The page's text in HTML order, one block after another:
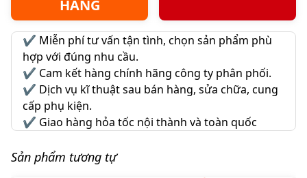
HÀNG
✔️ Miễn phí tư vấn tận tình, chọn sản phẩm phù
hợp với đúng nhu cầu.
✔️ Cam kết hàng chính hãng công ty phân phối.
✔️ Dịch vụ kĩ thuật sau bán hàng, sửa chữa, cung
cấp phụ kiện.
✔️ Giao hàng hỏa tốc nội thành và toàn quốc
Sản phẩm tương tự